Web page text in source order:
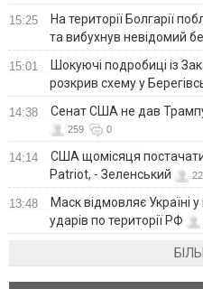
15:25
На території Болгарії
та вибухнув невідомий
15:01
Шокуючі подробиці із
розкрив схему у
14:38 Сенат США не дав
259 0
14:14
США щомісяця
Patriot, - Зеленський
13:48
Маск відмовляє Україні
ударів по території РФ